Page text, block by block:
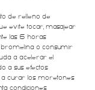
de relleno de
evite tocar, masajear
las 6 horas
bromelina o consumir
a acelerar el
a sus efectos
a curar los moretones
condiciones